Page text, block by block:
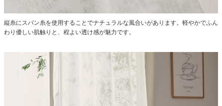
縦糸にスパン糸を使用することでナチュラルな風合いがあります。軽やかでふん
わり優しい肌触りと、程よい透け感が魅力です。